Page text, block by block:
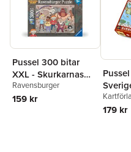
Pussel 300 bitar
XXL - Skurkarnas
Skurk
Ravensburger
159 kr
179 kr